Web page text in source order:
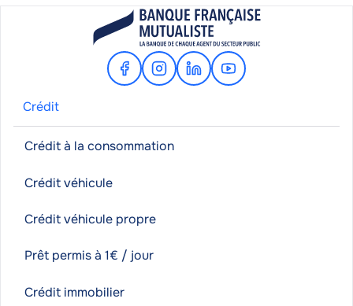
FacebookInstagram
LinkedinYoutube
Crédit
Crédit à la consommation
Crédit véhicule
Crédit véhicule propre
Prêt permis à 1€ / jour
Crédit immobilier